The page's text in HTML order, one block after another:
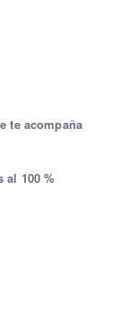
te acompaña
al 100 %